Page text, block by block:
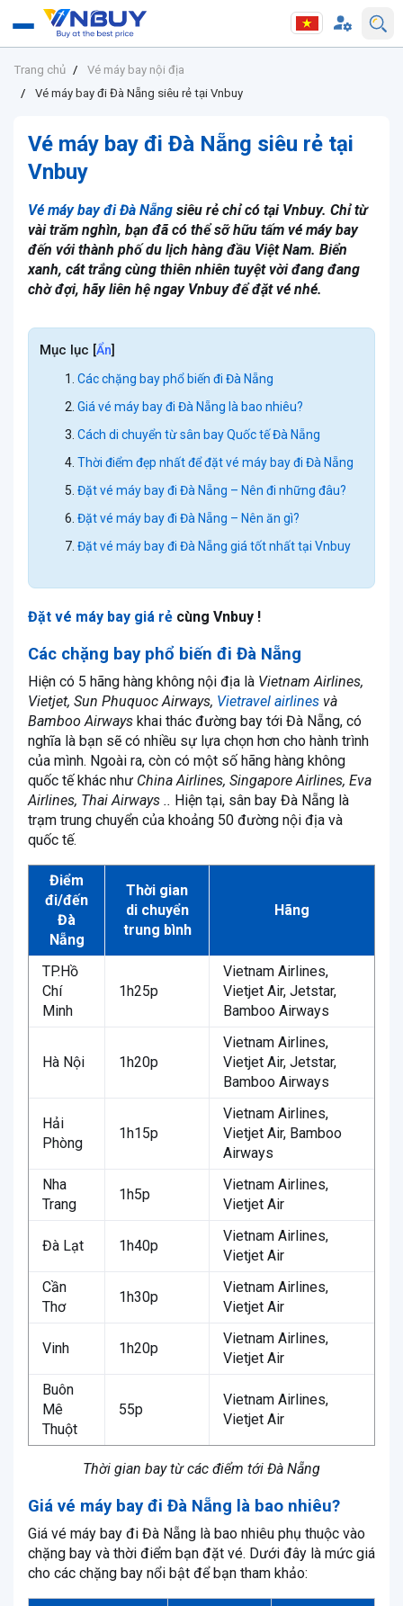
Trang chủ
Vé máy bay nội địa
Vé máy bay đi Đà Nẵng siêu rẻ tại Vnbuy
Vé máy bay đi Đà Nẵng siêu rẻ tại
Vnbuy
Vé máy bay đi Đà Nẵng siêu rẻ chỉ có tại Vnbuy. Chỉ từ
vài trăm nghìn, bạn đã có thể sỡ hữu tấm vé máy bay
đến với thành phố du lịch hàng đầu Việt Nam. Biển
xanh, cát trắng cùng thiên nhiên tuyệt vời đang đang
chờ đợi, hãy liên hệ ngay Vnbuy để đặt vé nhé.
Mục lục [Ẩn]
Các chặng bay phổ biến đi Đà Nẵng
Giá vé máy bay đi Đà Nẵng là bao nhiêu?
Cách di chuyển từ sân bay Quốc tế Đà Nẵng
Thời điểm đẹp nhất để đặt vé máy bay đi Đà Nẵng
Đặt vé máy bay đi Đà Nẵng – Nên đi những đâu?
Đặt vé máy bay đi Đà Nẵng – Nên ăn gì?
Đặt vé máy bay đi Đà Nẵng giá tốt nhất tại Vnbuy
Đặt vé máy bay giá rẻ cùng Vnbuy !
Các chặng bay phổ biến đi Đà Nẵng
Hiện có 5 hãng hàng không nội địa là Vietnam Airlines,
Vietjet, Sun Phuquoc Airways, Vietravel airlines và
Bamboo Airways khai thác đường bay tới Đà Nẵng, có
nghĩa là bạn sẽ có nhiều sự lựa chọn hơn cho hành trình
của mình. Ngoài ra, còn có một số hãng hàng không
quốc tế khác như China Airlines, Singapore Airlines, Eva
Airlines, Thai Airways .. Hiện tại, sân bay Đà Nẵng là
trạm trung chuyển của khoảng 50 đường nội địa và
quốc tế.
Điểm
đi/đến
Đà
Nẵng
Thời gian
di chuyển
trung bình
Hãng
TP.Hồ
Chí
Minh
1h25p
Vietnam Airlines,
Vietjet Air, Jetstar,
Bamboo Airways
Hà Nội 1h20p
Vietnam Airlines,
Vietjet Air, Jetstar,
Bamboo Airways
Hải
Phòng
1h15p
Vietnam Airlines,
Vietjet Air, Bamboo
Airways
Nha
Trang
1h5p
Vietnam Airlines,
Vietjet Air
Đà Lạt 1h40p
Vietnam Airlines,
Vietjet Air
Cần
Thơ
1h30p
Vietnam Airlines,
Vietjet Air
Vinh 1h20p
Vietnam Airlines,
Vietjet Air
Buôn
Mê
Thuột
55p
Vietnam Airlines,
Vietjet Air
Thời gian bay từ các điểm tới Đà Nẵng
Giá vé máy bay đi Đà Nẵng là bao nhiêu?
Giá vé máy bay đi Đà Nẵng là bao nhiêu phụ thuộc vào
chặng bay và thời điểm bạn đặt vé. Dưới đây là mức giá
cho các chặng bay nổi bật để bạn tham khảo: